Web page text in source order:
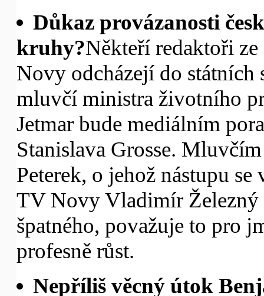
Důkaz provázanosti
kruhy?Někteří redaktoři
Novy odcházejí do státních
mluvčí ministra životního
Jetmar bude mediálním
Stanislava Grosse.
Peterek, o jehož nástupu
TV Novy Vladimír Železný
špatného, považuje to pro
profesně růst.
Nepříliš věcný útok